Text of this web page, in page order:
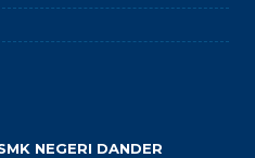
NEGERI DANDER